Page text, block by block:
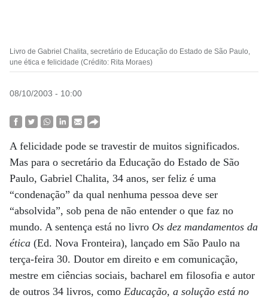
Livro de Gabriel Chalita, secretário de Educação do Estado de São Paulo,
une ética e felicidade (Crédito: Rita Moraes)
08/10/2003 - 10:00
A felicidade pode se travestir de muitos significados.
Mas para o secretário da Educação do Estado de São
Paulo, Gabriel Chalita, 34 anos, ser feliz é uma
“condenação” da qual nenhuma pessoa deve ser
“absolvida”, sob pena de não entender o que faz no
mundo. A sentença está no livro Os dez mandamentos da
ética (Ed. Nova Fronteira), lançado em São Paulo na
terça-feira 30. Doutor em direito e em comunicação,
mestre em ciências sociais, bacharel em filosofia e autor
de outros 34 livros, como Educação, a solução está no